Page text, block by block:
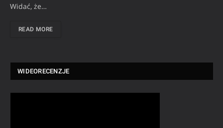
Widać, że…
READ MORE
WIDEORECENZJE